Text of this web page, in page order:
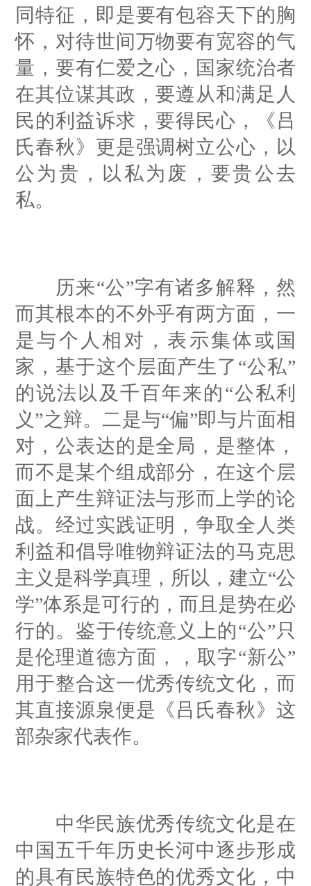
同特征，即是要有包容天下的胸
怀，对待世间万物要有宽容的气
量，要有仁爱之心，国家统治者
在其位谋其政，要遵从和满足人
民的利益诉求，要得民心，《吕
氏春秋》更是强调树立公心，以
公为贵，以私为废，要贵公去
私。
历来“公”字有诸多解释，然
而其根本的不外乎有两方面，一
是与个人相对，表示集体或国
家，基于这个层面产生了“公私”
的说法以及千百年来的“公私利
义”之辩。二是与“偏”即与片面相
对，公表达的是全局，是整体，
而不是某个组成部分，在这个层
面上产生辩证法与形而上学的论
战。经过实践证明，争取全人类
利益和倡导唯物辩证法的马克思
主义是科学真理，所以，建立“公
学”体系是可行的，而且是势在必
行的。鉴于传统意义上的“公”只
是伦理道德方面，，取字“新公”
用于整合这一优秀传统文化，而
其直接源泉便是《吕氏春秋》这
部杂家代表作。
中华民族优秀传统文化是在
中国五千年历史长河中逐步形成
的具有民族特色的优秀文化，中